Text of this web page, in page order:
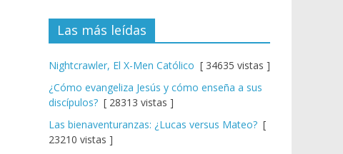
Las más leídas
Nightcrawler, El X-Men Católico [ 34635 vistas ]
¿Cómo evangeliza Jesús y cómo enseña a sus
discípulos? [ 28313 vistas ]
Las bienaventuranzas: ¿Lucas versus Mateo? [
23210 vistas ]